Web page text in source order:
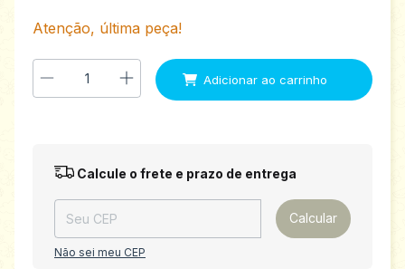
Atenção, última peça!
Entregas para o CEP: Alterar CEP
Calcule o frete e prazo de entrega
Calcular
Não sei meu CEP